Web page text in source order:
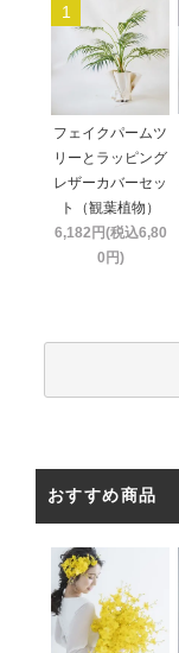
1
フェイクパームツ
リーとラッピング
レザーカバーセッ
ト（観葉植物）
6,182円(税込6,80
0円)
おすすめ商品